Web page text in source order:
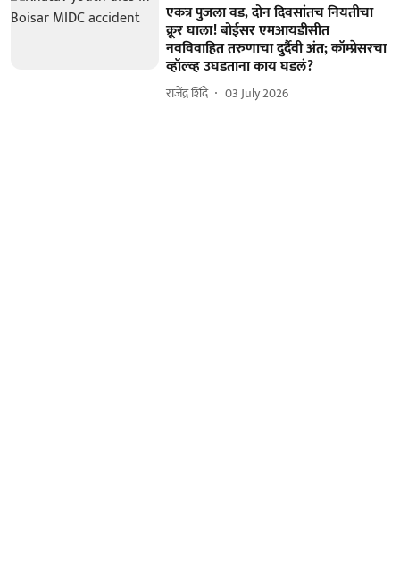
एकत्र पुजला वड, दोन दिवसांतच नियतीचा
क्रूर घाला! बोईसर एमआयडीसीत
नवविवाहित तरुणाचा दुर्दैवी अंत; कॉम्प्रेसरचा
व्हॉल्व्ह उघडताना काय घडलं?
राजेंद्र शिंदे 03 July 2026